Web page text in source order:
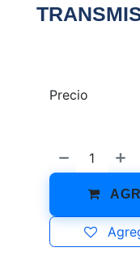
Precio